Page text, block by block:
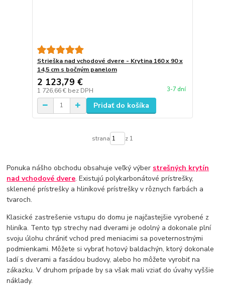
Strieška nad vchodové dvere - Krytina 160 x 90 x
14,5 cm s bočným panelom
2 123,79 €
1 726,66 € bez DPH 3-7 dní
Pridať do košíka
strana z 1
Ponuka nášho obchodu obsahuje veľký výber strešných krytín
nad vchodové dvere. Existujú polykarbonátové prístrešky,
sklenené prístrešky a hliníkové prístrešky v rôznych farbách a
tvaroch.
Klasické zastrešenie vstupu do domu je najčastejšie vyrobené z
hliníka. Tento typ strechy nad dverami je odolný a dokonale plní
svoju úlohu chrániť vchod pred meniacimi sa poveternostnými
podmienkami. Môžete si vybrať hotový baldachýn, ktorý dokonale
ladí s dverami a fasádou budovy, alebo ho môžete vyrobiť na
zákazku. V druhom prípade by sa však mali vziať do úvahy vyššie
náklady.